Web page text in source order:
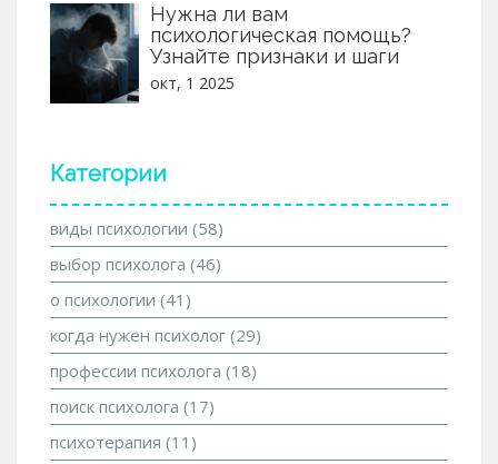
Нужна ли вам
психологическая помощь?
Узнайте признаки и шаги
окт, 1 2025
Категории
виды психологии (58)
выбор психолога (46)
о психологии (41)
когда нужен психолог (29)
профессии психолога (18)
поиск психолога (17)
психотерапия (11)